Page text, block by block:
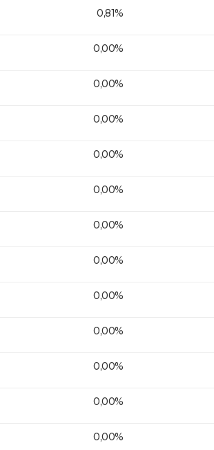
0,81%
0,00%
0,00%
0,00%
0,00%
0,00%
0,00%
0,00%
0,00%
0,00%
0,00%
0,00%
0,00%